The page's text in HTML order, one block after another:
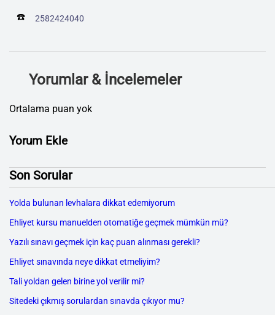
☎️ 2582424040
Yorumlar & İncelemeler
Ortalama puan yok
Yorum Ekle
Son Sorular
Yolda bulunan levhalara dikkat edemiyorum
Ehliyet kursu manuelden otomatiğe geçmek mümkün mü?
Yazılı sınavı geçmek için kaç puan alınması gerekli?
Ehliyet sınavında neye dikkat etmeliyim?
Tali yoldan gelen birine yol verilir mi?
Sitedeki çıkmış sorulardan sınavda çıkıyor mu?